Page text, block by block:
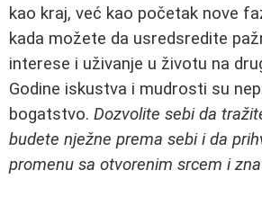
kao kraj, već kao početak nove
kada možete da usredsredite
interese i uživanje u životu na
Godine iskustva i mudrosti su
bogatstvo. Dozvolite sebi da
budete nježne prema sebi i da
promenu sa otvorenim srcem i